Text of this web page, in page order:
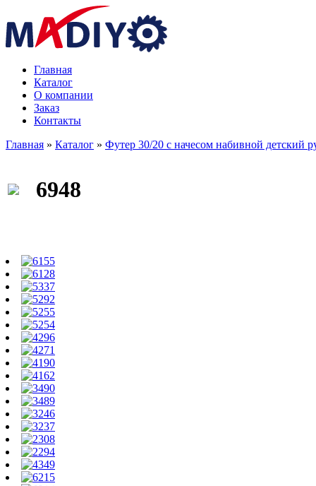
Главная
Каталог
О компании
Заказ
Контакты
Главная » Каталог » Футер 30/20 с начесом набивной детский
6948